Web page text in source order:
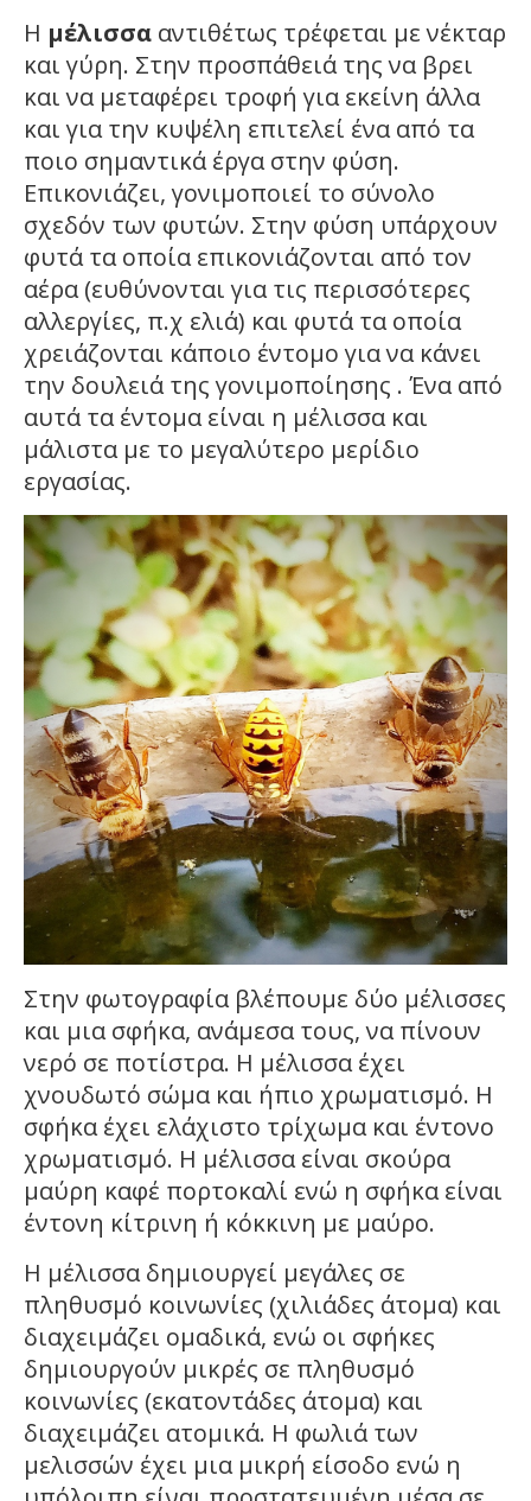
Η μέλισσα αντιθέτως τρέφεται με νέκταρ
και γύρη. Στην προσπάθειά της να βρει
και να μεταφέρει τροφή για εκείνη άλλα
και για την κυψέλη επιτελεί ένα από τα
ποιο σημαντικά έργα στην φύση.
Επικονιάζει, γονιμοποιεί το σύνολο
σχεδόν των φυτών. Στην φύση υπάρχουν
φυτά τα οποία επικονιάζονται από τον
αέρα (ευθύνονται για τις περισσότερες
αλλεργίες, π.χ ελιά) και φυτά τα οποία
χρειάζονται κάποιο έντομο για να κάνει
την δουλειά της γονιμοποίησης . Ένα από
αυτά τα έντομα είναι η μέλισσα και
μάλιστα με το μεγαλύτερο μερίδιο
εργασίας.
Στην φωτογραφία βλέπουμε δύο μέλισσες
και μια σφήκα, ανάμεσα τους, να πίνουν
νερό σε ποτίστρα. Η μέλισσα έχει
χνουδωτό σώμα και ήπιο χρωματισμό. Η
σφήκα έχει ελάχιστο τρίχωμα και έντονο
χρωματισμό. Η μέλισσα είναι σκούρα
μαύρη καφέ πορτοκαλί ενώ η σφήκα είναι
έντονη κίτρινη ή κόκκινη με μαύρο.
Η μέλισσα δημιουργεί μεγάλες σε
πληθυσμό κοινωνίες (χιλιάδες άτομα) και
διαχειμάζει ομαδικά, ενώ οι σφήκες
δημιουργούν μικρές σε πληθυσμό
κοινωνίες (εκατοντάδες άτομα) και
διαχειμάζει ατομικά. Η φωλιά των
μελισσών έχει μια μικρή είσοδο ενώ η